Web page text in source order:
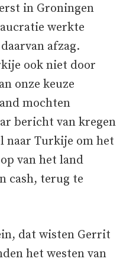
in Groningen
werkte
afzag.
ook niet door
onze keuze
mochten
bericht van kregen
naar Turkije om het
van het land
cash, terug te
dat wisten Gerrit
het westen van